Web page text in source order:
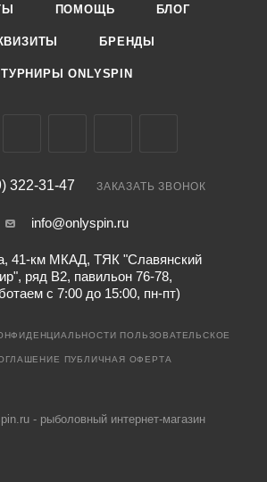
ПОМОЩЬ БЛОГ
БРЕНДЫ
ТУРНИРЫ ONLYSPIN
322-31-47 ЗАКАЗАТЬ ЗВОНОК
info@onlyspin.ru
41-км МКАД, ТЯК "Славянский
ряд В2, павильон 76-78,
с 7:00 до 15:00, пн-пт)
ПОЛЬЗОВАТЕЛЬСКОЕ
ПУБЛИЧНАЯ ОФЕРТА
- рыболовный интернет-магазин